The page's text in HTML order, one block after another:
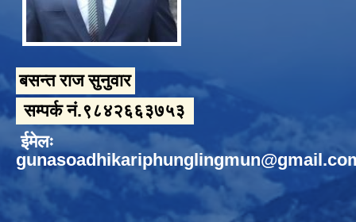
बसन्त राज सुनुवार
सम्पर्क नं.९८४२६६३७५३
ईमेलः